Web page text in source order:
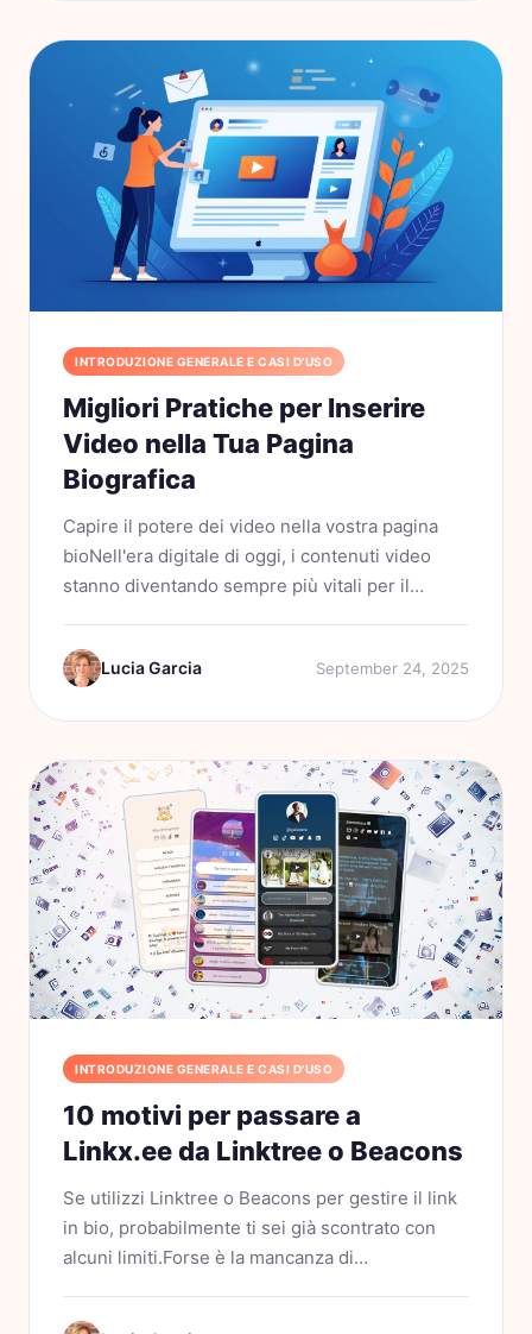
INTRODUZIONE GENERALE E CASI D'USO
Migliori Pratiche per Inserire
Video nella Tua Pagina
Biografica
Capire il potere dei video nella vostra pagina
bioNell'era digitale di oggi, i contenuti video
stanno diventando sempre più vitali per il
Quando vi avvicinate alla vostra pagina bio,
consideratela come...
Lucia Garcia September 24, 2025
INTRODUZIONE GENERALE E CASI D'USO
10 motivi per passare a
Linkx.ee da Linktree o Beacons
Se utilizzi Linktree o Beacons per gestire il link
in bio, probabilmente ti sei già scontrato con
alcuni limiti.Forse è la mancanza di
brand.O magari stai cercando più controllo sui